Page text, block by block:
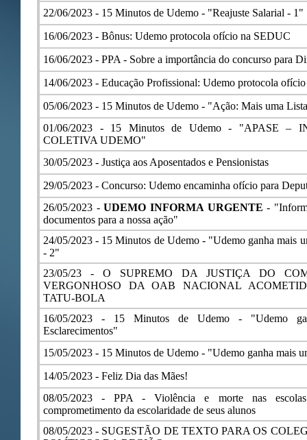
22/06/2023 - 15 Minutos de Udemo - "Reajuste Salarial - 1"
16/06/2023 - Bônus: Udemo protocola ofício na SEDUC
16/06/2023 - PPA - Sobre a importância do concurso para
14/06/2023 - Educação Profissional: Udemo protocola
05/06/2023 - 15 Minutos de Udemo - "Ação: Mais uma
01/06/2023 - 15 Minutos de Udemo - "APASE –
COLETIVA UDEMO"
30/05/2023 - Justiça aos Aposentados e Pensionistas
29/05/2023 - Concurso: Udemo encaminha ofício para
26/05/2023 -UDEMO INFORMA URGENTE -
documentos para a nossa ação"
24/05/2023 - 15 Minutos de Udemo - "Udemo ganha mais
- 2"
23/05/23 - O SUPREMO DA JUSTIÇA DO
VERGONHOSO DA OAB NACIONAL
TATU-BOLA
16/05/2023 - 15 Minutos de Udemo - "Udemo
Esclarecimentos"
15/05/2023 - 15 Minutos de Udemo - "Udemo ganha mais
14/05/2023 - Feliz Dia das Mães!
08/05/2023 -PPA - Violência e morte nas
comprometimento da escolaridade de seus alunos
08/05/2023 - SUGESTÃO DE TEXTO PARA OS